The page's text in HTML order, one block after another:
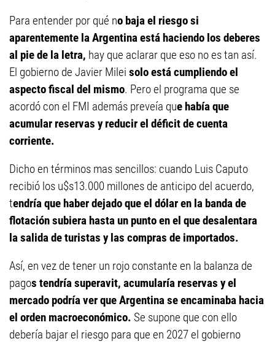
Para entender por qué no baja el riesgo si
aparentemente la Argentina está haciendo los deberes
al pie de la letra, hay que aclarar que eso no es tan así.
El gobierno de Javier Milei solo está cumpliendo el
aspecto fiscal del mismo. Pero el programa que se
acordó con el FMI además preveía que había que
acumular reservas y reducir el déficit de cuenta
corriente.
Dicho en términos mas sencillos: cuando Luis Caputo
recibió los u$s13.000 millones de anticipo del acuerdo,
tendría que haber dejado que el dólar en la banda de
flotación subiera hasta un punto en el que desalentara
la salida de turistas y las compras de importados.
Así, en vez de tener un rojo constante en la balanza de
pagos tendría superavit, acumularía reservas y el
mercado podría ver que Argentina se encaminaba hacia
el orden macroeconómico. Se supone que con ello
debería bajar el riesgo para que en 2027 el gobierno